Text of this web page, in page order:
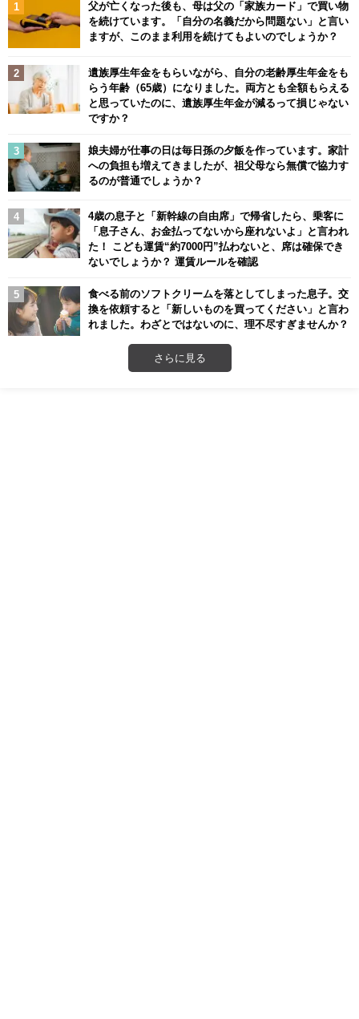
父が亡くなった後も、母は父の「家族カード」で買い物
を続けています。「自分の名義だから問題ない」と言い
ますが、このまま利用を続けてもよいのでしょうか？
遺族厚生年金をもらいながら、自分の老齢厚生年金をも
らう年齢（65歳）になりました。両方とも全額もらえる
と思っていたのに、遺族厚生年金が減るって損じゃない
ですか？
娘夫婦が仕事の日は毎日孫の夕飯を作っています。家計
への負担も増えてきましたが、祖父母なら無償で協力す
るのが普通でしょうか？
4歳の息子と「新幹線の自由席」で帰省したら、乗客に
「息子さん、お金払ってないから座れないよ」と言われ
た！ こども運賃“約7000円”払わないと、席は確保でき
ないでしょうか？ 運賃ルールを確認
食べる前のソフトクリームを落としてしまった息子。交
換を依頼すると「新しいものを買ってください」と言わ
れました。わざとではないのに、理不尽すぎませんか？
さらに見る